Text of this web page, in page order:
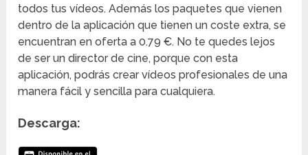
todos tus vídeos. Además los paquetes que vienen
dentro de la aplicación que tienen un coste extra, se
encuentran en oferta a 0.79 €. No te quedes lejos
de ser un director de cine, porque con esta
aplicación, podrás crear vídeos profesionales de una
manera fácil y sencilla para cualquiera.
Descarga: